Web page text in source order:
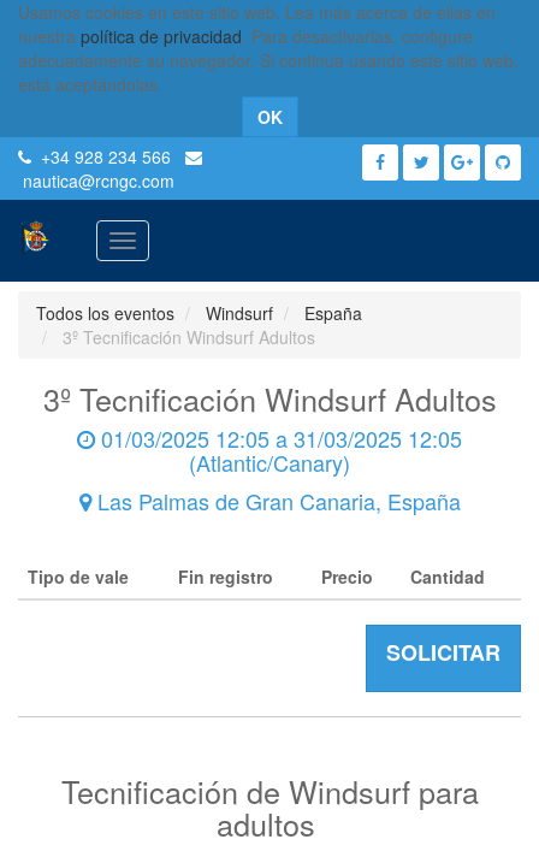
Usamos cookies en este sitio web. Lea más acerca de ellas en
nuestra política de privacidad. Para desactivarlas, configure
adecuadamente su navegador. Si continúa usando este sitio web,
está aceptándolas.
OK
+34 928 234 566
nautica@rcngc.com
Activar
navegación
Todos los eventos
Windsurf
España
3º Tecnificación Windsurf Adultos
3º Tecnificación Windsurf Adultos
01/03/2025 12:05a31/03/2025 12:05
(Atlantic/Canary)
Las Palmas de Gran Canaria, España
Tipo de vale Fin registro Precio Cantidad
SOLICITAR
Tecnificación de Windsurf para
adultos